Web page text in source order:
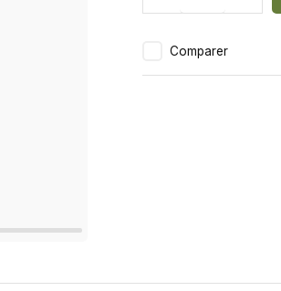
Comparer